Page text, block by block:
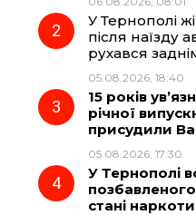
o
k
r
a
m
У Тернополі
після наїзду
рухався
05.08.2026, 18:40
15 років
річної
присудили
05.08.2026, 17:30
У Тернополі
стані